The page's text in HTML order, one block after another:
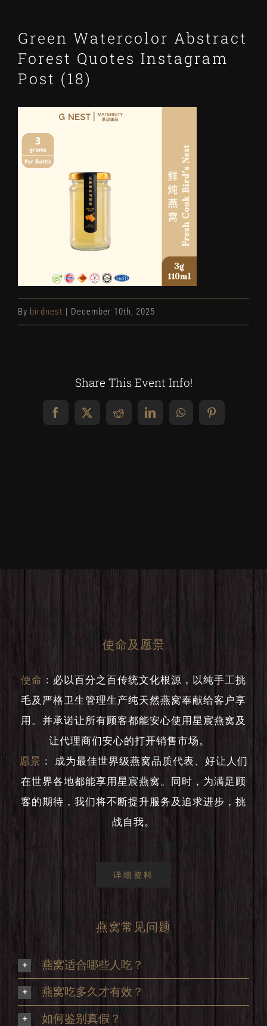
Green Watercolor Abstract
Forest Quotes Instagram
Post (18)
By birdnest | December 10th, 2025
Share This Event Info!
Facebook
X RedditLinkedInWhatsAppPinterest
使命及愿景
使命 ： 必以百分之百传统文化根源，以纯手工挑
毛及严格卫生管理生产纯天然燕窝奉献给客户享
用。并承诺让所有顾客都能安心使用星宸燕窝及
让代理商们安心的打开销售市场。
愿景 ：
成为最佳世界级燕窝品质代表、好让人们
在世界各地都能享用星宸燕窝。同时，为满足顾
客的期待，我们将不断提升服务及追求进步，挑
战自我。
详细资料
燕窝常见问题
燕窝适合哪些人吃？
燕窝吃多久才有效？
如何鉴别真假？